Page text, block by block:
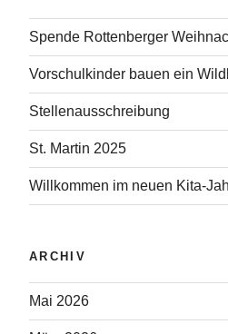
Spende Rottenberger
Vorschulkinder bauen ein
Stellenausschreibung
St. Martin 2025
Willkommen im neuen Kita-
ARCHIV
Mai 2026